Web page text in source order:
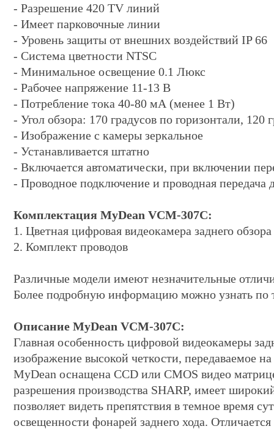
- Разрешение 420 TV линий
- Имеет парковочные линии
- Уровень защиты от внешних воздействий IP 66
- Система цветности NTSC
- Минимальное освещение 0.1 Люкс
- Рабочее напряжение 11-13 В
- Потребление тока 40-80 мА (менее 1 Вт)
- Угол обзора: 170 градусов по горизонтали, 120
- Изображение с камеры зеркальное
- Устанавливается штатно
- Включается автоматически, при включении
- Проводное подключение и проводная передача
Комплектация MyDean VCM-307C:
1. Цветная цифровая видеокамера заднего обзора
2. Комплект проводов
Различные модели имеют незначительные
Более подробную информацию можно узнать по
Описание MyDean VCM-307C:
Главная особенность цифровой видеокамеры
изображение высокой четкости, передаваемое
MyDean оснащена CCD или CMOS видео
разрешения производства SHARP, имеет
позволяет видеть препятствия в темное время
освещенности фонарей заднего хода.